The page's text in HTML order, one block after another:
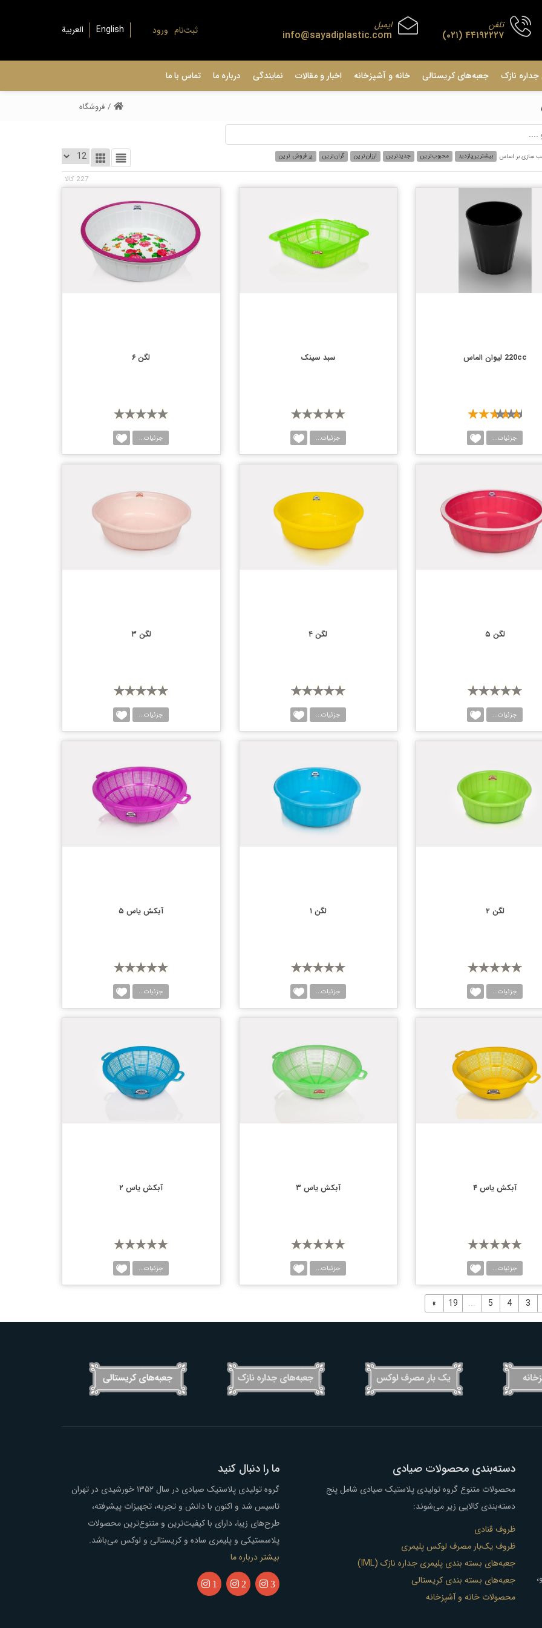
تلفن
۴۴۱۹۲۲۲۷ (۰۲۱)
ایمیل
info@sayadiplastic.com ثبت‌نام ورود
نازک جعبه‌های کریستالی خانه و آشپزخانه اخبار و مقالات نمایندگی درباره ما تماس با ما
/ فروشگاه
سازی بر اساس بیشترین‌بازدید محبوب‌ترین جدیدترین ارزان‌ترین گران‌ترین پر فروش ترین
227 کالا
220cc لیوان الماس
جزئیات...
سبد سینک
جزئیات...
لگن ۶
جزئیات...
لگن ۵
جزئیات...
لگن ۴
جزئیات...
لگن ۳
جزئیات...
لگن ۲
جزئیات...
لگن ۱
جزئیات...
آبکش یاس ۵
جزئیات...
آبکش یاس ۴
جزئیات...
آبکش یاس ۳
جزئیات...
آبکش یاس ۲
جزئیات...
3
4
5
...
19
«
دسته‌بندی محصولات صیادی
محصولات متنوع گروه تولیدی پلاستیک صیادی شامل پنج
دسته‌بندی کالایی زیر می‌شوند:
ظروف قنادی
ظروف یک‌بار مصرف لوکس پلیمری
جعبه‌های بسته بندی پلیمری جداره نازک (IML)
جعبه‌های بسته بندی کریستالی
محصولات خانه و آشپزخانه
ما را دنبال کنید
گروه تولیدی پلاستیک صیادی در سال ۱۳۵۲ خورشیدی در تهران
تاسیس شد و اکنون با دانش و تجربه، تجهیزات پیشرفته،
طرح‌های زیبا، دارای با کیفیت‌ترین و متنوع‌ترین محصولات
پلاسستیکی و پلیمری ساده و کریستالی و لوکس می‌باشد.
بیشتر درباره ما
3
2
1